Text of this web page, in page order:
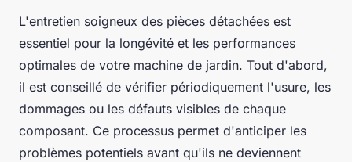
L'entretien soigneux des pièces détachées est
essentiel pour la longévité et les performances
optimales de votre machine de jardin. Tout d'abord,
il est conseillé de vérifier périodiquement l'usure, les
dommages ou les défauts visibles de chaque
composant. Ce processus permet d'anticiper les
problèmes potentiels avant qu'ils ne deviennent